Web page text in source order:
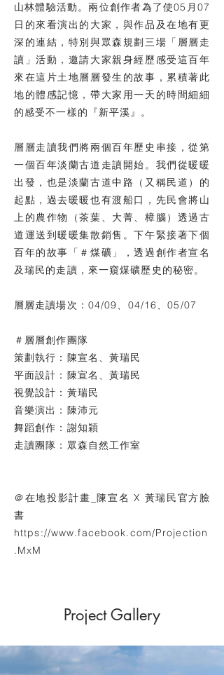
山林體驗活動。兩位創作者為了使05月07
日的來看演出的大家，與作品及在地有更
深的連結，特別與眾森規劃三場「層層走
讀」活動，邀請大家親身經歷感受這百年
來在這片土地層層發生的故事，累積著此
地的體感記憶，帶大家用一天的時間細細
的感受不一樣的『新平溪』。
層層走讀我們將兩個百年歷史串接，從第
一個百年淡蘭古道走讀開始。我們從暖暖
出發，也是淡蘭古道中路（又稱民道）的
起點，過去暖暖也有渡船口，先民會將山
上的農作物（茶葉、大菁、樟腦）透過古
道運送到暖暖集散銷售。下午緊接著下個
百年的故事「＃煤礦」，透過創作者宣名
及瑞民的走讀，來一窺煤礦歷史的秘密。
層層走讀場次：04/09、04/16、05/07
＃層層創作團隊
策劃執行：陳宣名、黃瑞民
平面設計：陳宣名、黃瑞民
視覺設計：黃瑞民
音樂演出：陳沛元
舞蹈創作：謝知穎
走讀團隊：眾森自然工作室
＠在地投影計畫_陳宣名 X 黃瑞民官方臉
書
https://www.facebook.com/Projection
.MxM
Project Gallery